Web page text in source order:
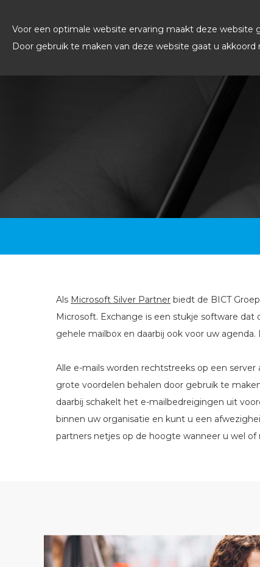
Voor een optimale website ervaring maakt deze website
Door gebruik te maken van deze website gaat u
Als Microsoft Silver Partner biedt de BICT
Microsoft. Exchange is een stukje software
gehele mailbox en daarbij ook voor uw
Alle e-mails worden rechtstreeks op een
grote voordelen behalen door gebruik te
daarbij schakelt het e-mailbedreigingen uit
binnen uw organisatie en kunt u een
partners netjes op de hoogte wanneer u wel of